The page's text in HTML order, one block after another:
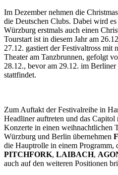
Im Dezember nehmen die
die Deutschen Clubs. Dabei wird
Würzburg erstmals auch einen
Tourstart ist in diesem Jahr am
27.12. gastiert der Festivaltross mit
Theater am Tanzbrunnen, gefolgt
28.12., bevor am 29.12. im
stattfindet.
Zum Auftakt der Festivalreihe in
Headliner auftreten und das Capitol
Konzerte in einen weihnachtlichen
Würzburg und Berlin übernehmen
die Hauptrolle in einem Programm,
PITCHFORK, LAIBACH,
auch auf den weiteren Positionen